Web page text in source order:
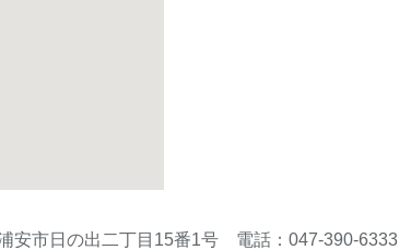
安市日の出二丁目15番1号 電話：047-390-6333